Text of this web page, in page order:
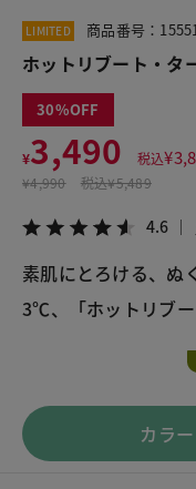
LIMITED 商品番号：
ホットリブート・タ
30
¥3,490 税込¥
¥4,990 税込¥5,489
4.6
素肌にとろける、ぬ
3℃、「ホットリブー
カラ
この商品をシェアす
¥3,490